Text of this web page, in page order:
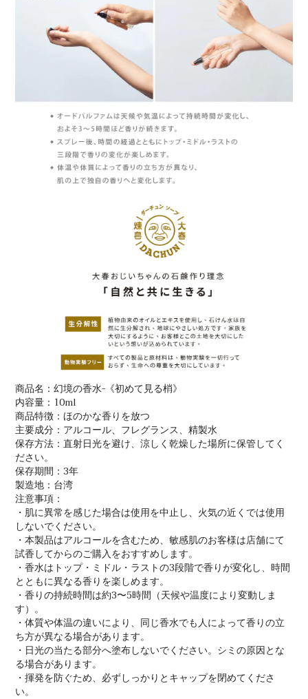
商品名：幻境の香水-《初めて見る梢》
内容量：10ml
商品特徴：ほのかな香りを放つ
主要成分：アルコール、フレグランス、精製水
保存方法：直射日光を避け、涼しく乾燥した場所に保管してく
ださい。
保存期間：3年
製造地：台湾
注意事項：
・肌に異常を感じた場合は使用を中止し、火気の近くでは使用
しないでください。
・本製品はアルコールを含むため、敏感肌のお客様は店舗にて
試香してからのご購入をおすすめします。
・香水はトップ・ミドル・ラストの3段階で香りが変化し、時間
とともに異なる香りを楽しめます。
・香りの持続時間は約3〜5時間（天候や温度により変動しま
す）。
・体質や体温の違いにより、同じ香水でも人によって香りの立
ち方が異なる場合があります。
・日光の当たる部分へ塗布しないでください。シミの原因とな
る場合があります。
・揮発を防ぐため、必ずしっかりとキャップを閉めてくださ
い。